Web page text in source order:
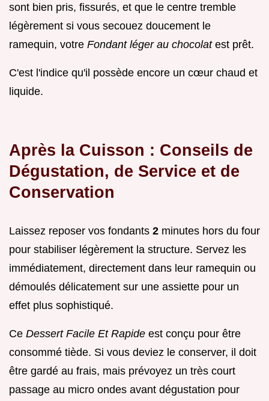
sont bien pris, fissurés, et que le centre tremble
légèrement si vous secouez doucement le
ramequin, votre Fondant léger au chocolat est prêt.
C'est l'indice qu'il possède encore un cœur chaud et
liquide.
Après la Cuisson : Conseils de
Dégustation, de Service et de
Conservation
Laissez reposer vos fondants 2 minutes hors du four
pour stabiliser légèrement la structure. Servez les
immédiatement, directement dans leur ramequin ou
démoulés délicatement sur une assiette pour un
effet plus sophistiqué.
Ce Dessert Facile Et Rapide est conçu pour être
consommé tiède. Si vous deviez le conserver, il doit
être gardé au frais, mais prévoyez un très court
passage au micro ondes avant dégustation pour